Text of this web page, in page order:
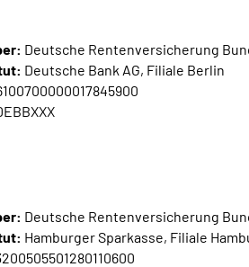
Deutsche Rentenversicherung
Deutsche Bank AG, Filiale Berlin
Deutsche Rentenversicherung
Hamburger Sparkasse, Filiale